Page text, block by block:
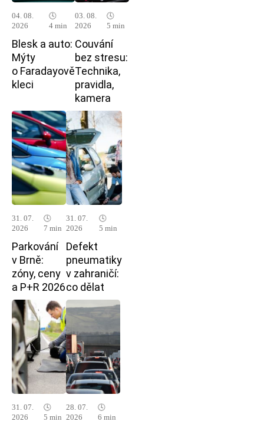
04. 08.
2026
🕓
4 min
Blesk a auto:
Mýty
o Faradayově
kleci
03. 08.
2026
🕓
5 min
Couvání
bez stresu:
Technika,
pravidla,
kamera
31. 07.
2026
🕓
7 min
Parkování
v Brně:
zóny, ceny
a P+R 2026
31. 07.
2026
🕓
5 min
Defekt
pneumatiky
v zahraničí:
co dělat
31. 07.
2026
🕓
5 min
28. 07.
2026
🕓
6 min